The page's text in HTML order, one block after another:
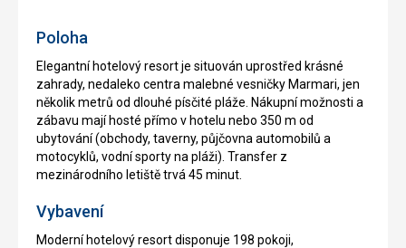
Poloha
Elegantní hotelový resort je situován uprostřed krásné
zahrady, nedaleko centra malebné vesničky Marmari, jen
několik metrů od dlouhé písčité pláže. Nákupní možnosti a
zábavu mají hosté přímo v hotelu nebo 350 m od
ubytování (obchody, taverny, půjčovna automobilů a
motocyklů, vodní sporty na pláži). Transfer z
mezinárodního letiště trvá 45 minut.
Vybavení
Moderní hotelový resort disponuje 198 pokoji,